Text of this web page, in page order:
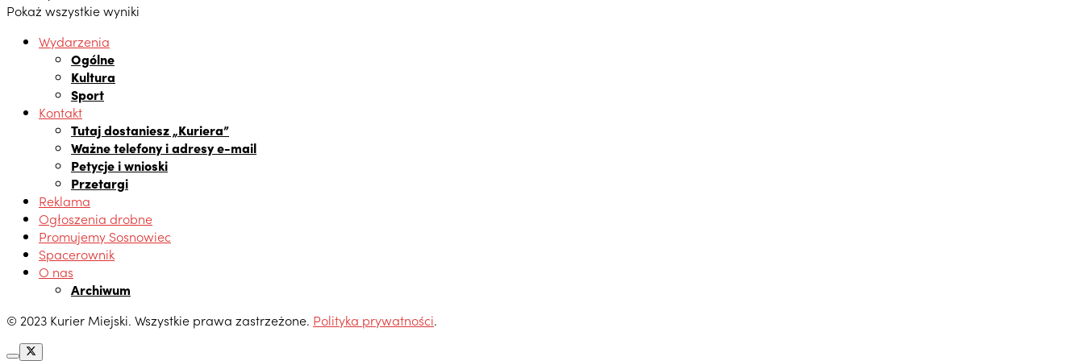
Pokaż wszystkie wyniki
Wydarzenia
Ogólne
Kultura
Sport
Kontakt
Tutaj dostaniesz „Kuriera”
Ważne telefony i adresy e-mail
Petycje i wnioski
Przetargi
Reklama
Ogłoszenia drobne
Promujemy Sosnowiec
Spacerownik
O nas
Archiwum
© 2023 Kurier Miejski. Wszystkie prawa zastrzeżone. Polityka prywatności.